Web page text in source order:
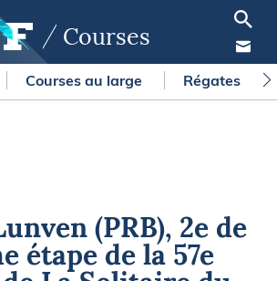
Courses
Courses au large Régates
(PRB), 2e de
étape de la 57e